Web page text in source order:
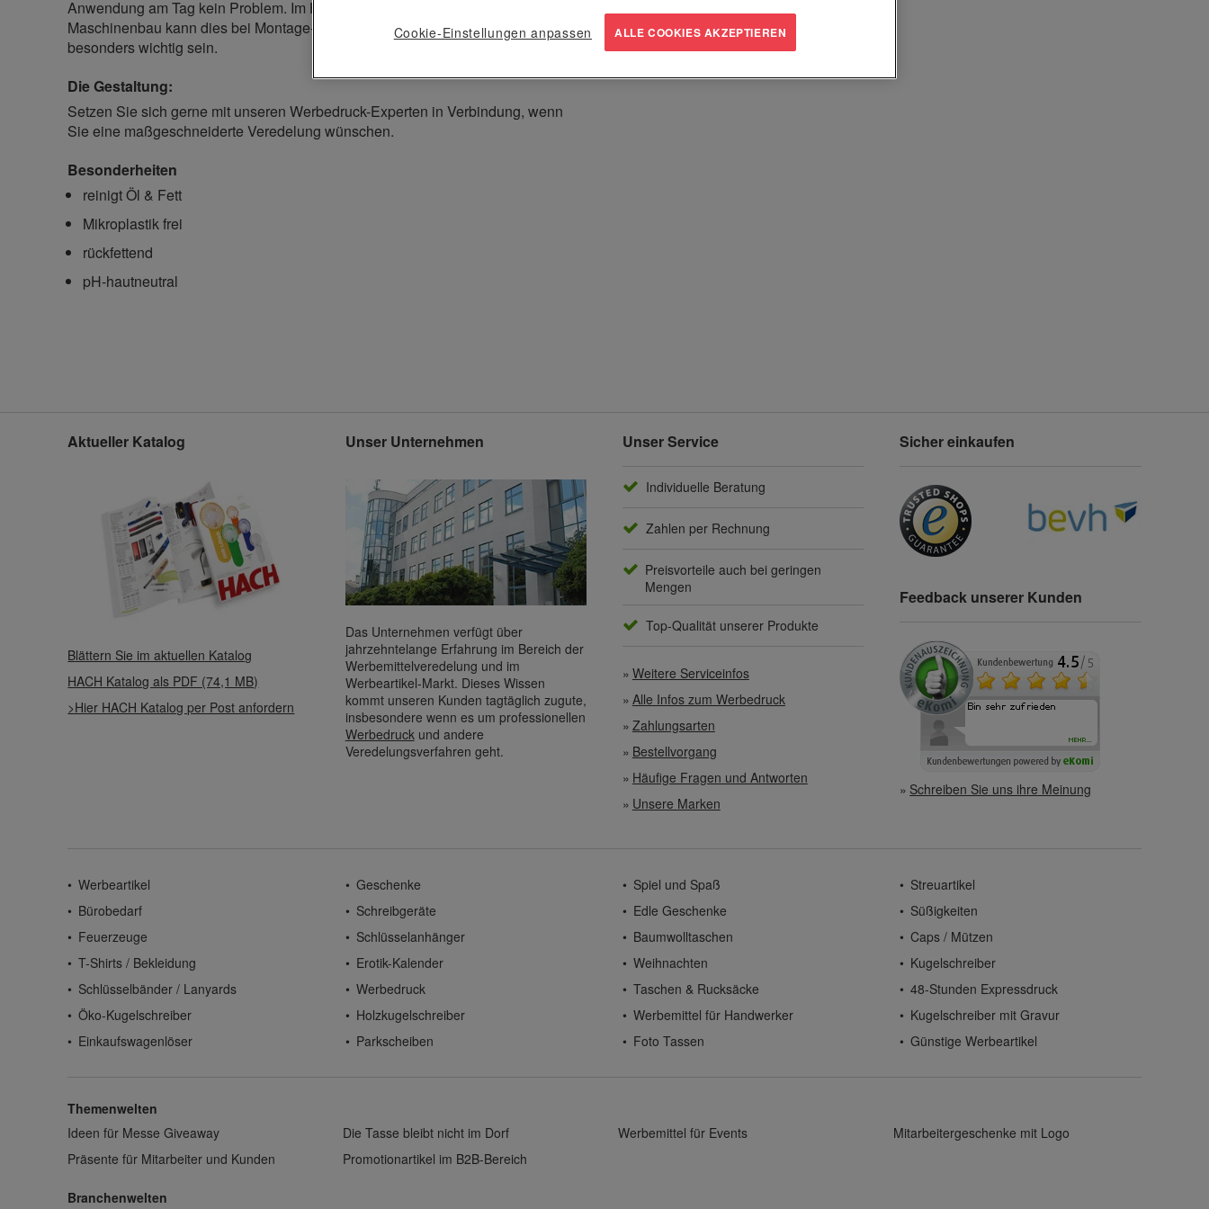
Anwendung am Tag kein Problem. Im Handwerk, der Industrie und dem
Maschinenbau kann dies bei Montage- und Wartungsarbeiten, kann dies
besonders wichtig sein.
Die Gestaltung:
Setzen Sie sich gerne mit unseren Werbedruck-Experten in Verbindung, wenn
Sie eine maßgeschneiderte Veredelung wünschen.
Besonderheiten
reinigt Öl & Fett
Mikroplastik frei
rückfettend
pH-hautneutral
Aktueller Katalog
Blättern Sie im aktuellen Katalog
HACH Katalog als PDF (74,1 MB)
>Hier HACH Katalog per Post anfordern
Unser Unternehmen
Das Unternehmen verfügt über
jahrzehntelange Erfahrung im Bereich der
Werbemittelveredelung und im
Werbeartikel-Markt. Dieses Wissen
kommt unseren Kunden tagtäglich zugute,
insbesondere wenn es um professionellen
Werbedruck und andere
Veredelungsverfahren geht.
Unser Service
Individuelle Beratung
Zahlen per Rechnung
Preisvorteile auch bei geringen
Mengen
Top-Qualität unserer Produkte
Weitere Serviceinfos
Alle Infos zum Werbedruck
Zahlungsarten
Bestellvorgang
Häufige Fragen und Antworten
Unsere Marken
Sicher einkaufen
Feedback unserer Kunden
Schreiben Sie uns ihre Meinung
Werbeartikel Geschenke Spiel und Spaß
Streuartikel
Bürobedarf
Schreibgeräte Edle Geschenke
Süßigkeiten
Feuerzeuge
Schlüsselanhänger Baumwolltaschen
Caps / Mützen
T-Shirts / Bekleidung
Erotik-Kalender Weihnachten
Kugelschreiber
Schlüsselbänder / Lanyards
Werbedruck Taschen & Rucksäcke
48-Stunden Expressdruck
Öko-Kugelschreiber
Holzkugelschreiber Werbemittel für Handwerker
Kugelschreiber mit Gravur
Einkaufswagenlöser
Parkscheiben Foto Tassen Günstige Werbeartikel
Themenwelten
Ideen für Messe Giveaway
Die Tasse bleibt nicht im Dorf Werbemittel für Events
Mitarbeitergeschenke mit Logo
Präsente für Mitarbeiter und Kunden
Promotionartikel im B2B-Bereich
Branchenwelten
Cookie-Einstellungen anpassen ALLE COOKIES AKZEPTIEREN